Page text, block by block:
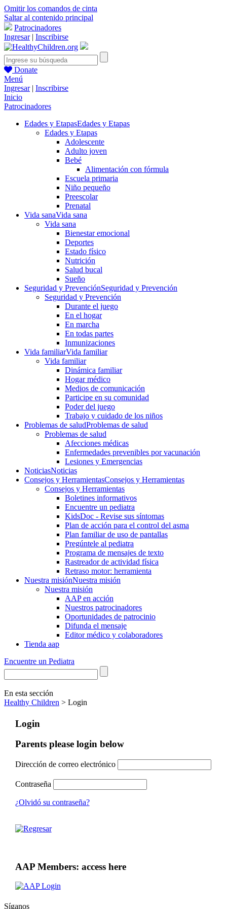
Omitir los comandos de cinta
Saltar al contenido principal
Patrocinadores
Ingresar| Inscribirse
Donate
Menú
Ingresar| Inscribirse
Inicio
Patrocinadores
Edades y EtapasEdades y Etapas
Edades y Etapas
Adolescente
Adulto joven
Bebé
Alimentación con fórmula
Escuela primaria
Niño pequeño
Preescolar
Prenatal
Vida sanaVida sana
Vida sana
Bienestar emocional
Deportes
Estado físico
Nutrición
Salud bucal
Sueño
Seguridad y PrevenciónSeguridad y Prevención
Seguridad y Prevención
Durante el juego
En el hogar
En marcha
En todas partes
Inmunizaciones
Vida familiarVida familiar
Vida familiar
Dinámica familiar
Hogar médico
Medios de comunicación
Participe en su comunidad
Poder del juego
Trabajo y cuidado de los niños
Problemas de saludProblemas de salud
Problemas de salud
Afecciones médicas
Enfermedades prevenibles por vacunación
Lesiones y Emergencias
NoticiasNoticias
Consejos y HerramientasConsejos y Herramientas
Consejos y Herramientas
Boletines informativos
Encuentre un pediatra
KidsDoc - Revise sus síntomas
Plan de acción para el control del asma
Plan familiar de uso de pantallas
Pregúntele al pediatra
Programa de mensajes de texto
Rastre​​ador de activida​d física
Retraso motor: herramienta
Nuestra misiónNuestra misión
Nuestra misión
AAP en acción
Nuestros patrocinadores
Oportunidades de patrocinio
Difunda el mensaje
Editor médico y colaboradores
Tienda aap
Encuentre un Pediatra
En esta sección
Healthy Children > Login
Login
Parents please login below
Dirección de correo electrónico
Contraseña
¿Olvidó su contraseña?
AAP Members: access here
Síganos